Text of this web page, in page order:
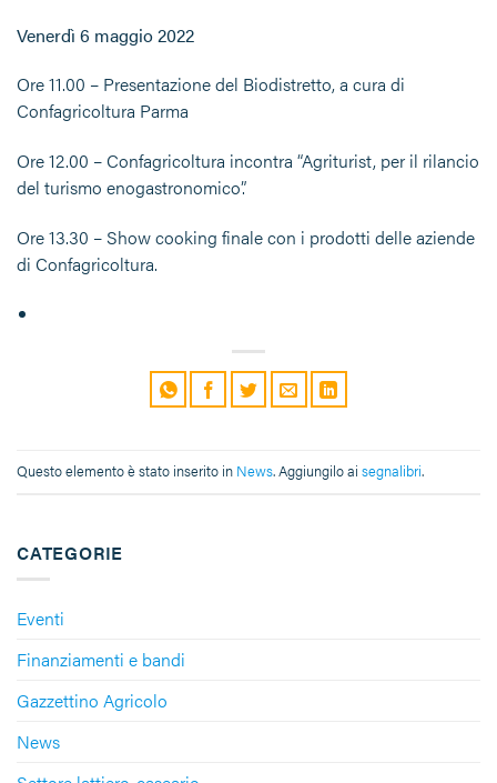
CATEGORIE
Eventi
Finanziamenti e bandi
Gazzettino Agricolo
News
Venerdì 6 maggio 2022
Ore 11.00 – Presentazione del Biodistretto, a cura di
Confagricoltura Parma
Ore 12.00 – Confagricoltura incontra “Agriturist, per il rilancio
del turismo enogastronomico”.
Ore 13.30 – Show cooking finale con i prodotti delle aziende
di Confagricoltura.
Questo elemento è stato inserito in News. Aggiungilo ai segnalibri.